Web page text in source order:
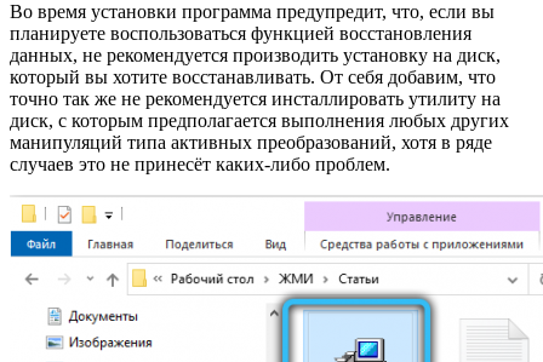
Во время установки программа предупредит, что, если вы
планируете воспользоваться функцией восстановления
данных, не рекомендуется производить установку на диск,
который вы хотите восстанавливать. От себя добавим, что
точно так же не рекомендуется инсталлировать утилиту на
диск, с которым предполагается выполнения любых других
манипуляций типа активных преобразований, хотя в ряде
случаев это не принесёт каких-либо проблем.